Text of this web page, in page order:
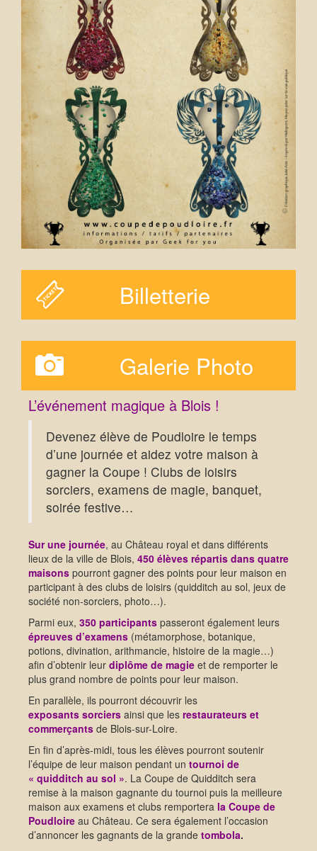
Billetterie
Galerie Photo
L’événement magique à Blois !
Devenez élève de Poudloire le temps
d’une journée et aidez votre maison à
gagner la Coupe ! Clubs de loisirs
sorciers, examens de magie, banquet,
soirée festive…
Sur une journée, au Château royal et dans différents
lieux de la ville de Blois, 450 élèves répartis dans quatre
maisons pourront gagner des points pour leur maison en
participant à des clubs de loisirs (quidditch au sol, jeux de
société non-sorciers, photo…).
Parmi eux, 350 participants passeront également leurs
épreuves d’examens (métamorphose, botanique,
potions, divination, arithmancie, histoire de la magie…)
afin d’obtenir leur diplôme de magie et de remporter le
plus grand nombre de points pour leur maison.
En parallèle, ils pourront découvrir les
exposants sorciers ainsi que les restaurateurs et
commerçants de Blois-sur-Loire.
En fin d’après-midi, tous les élèves pourront soutenir
l’équipe de leur maison pendant un tournoi de
« quidditch au sol ». La Coupe de Quidditch sera
remise à la maison gagnante du tournoi puis la meilleure
maison aux examens et clubs remportera la Coupe de
Poudloire au Château. Ce sera également l’occasion
d’annoncer les gagnants de la grande tombola.